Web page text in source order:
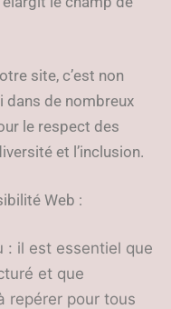
site, c’est non
dans de nombreux
le respect des
et l’inclusion.
Web :
: il est essentiel que
et que
repérer pour tous